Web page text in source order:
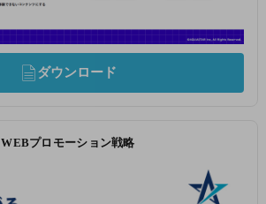
ダウンロード
WEBプロモーション戦略